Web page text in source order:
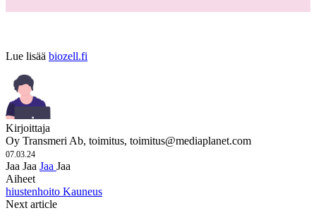
Lue lisää biozell.fi
Kirjoittaja
Oy Transmeri Ab, toimitus, toimitus@mediaplanet.com
07.03.24
Jaa Jaa Jaa Jaa
Aiheet
hiustenhoito Kauneus
Next article